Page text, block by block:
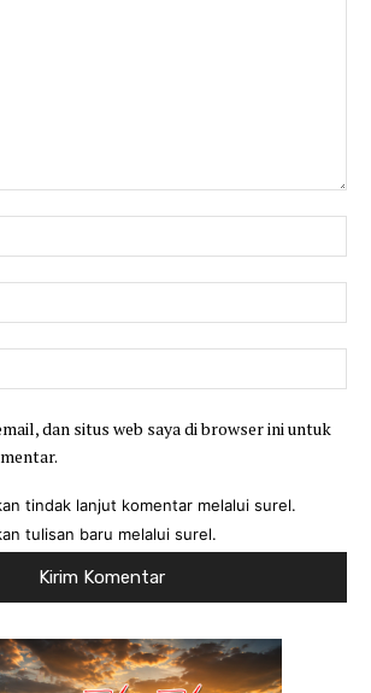
dan situs web saya di browser ini untuk
tindak lanjut komentar melalui surel.
tulisan baru melalui surel.